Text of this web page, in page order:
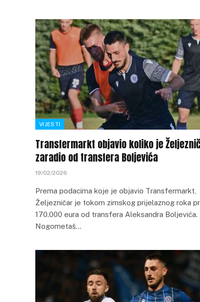
VIJESTI
Transfermarkt objavio koliko je
zaradio od transfera Boljevića
19/02/2026
Prema podacima koje je objavio Transfermarkt,
Željezničar je tokom zimskog prijelaznog roka
170.000 eura od transfera Aleksandra Boljevića.
Nogometaš…